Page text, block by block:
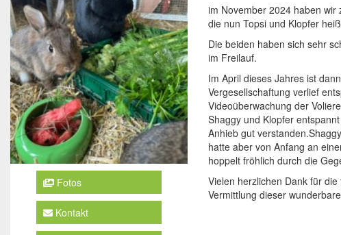
Fotos
Kontakt
im November 2024 haben wir
die nun Topsi und Klopfer
Die beiden haben sich sehr
im Freilauf.
Im April dieses Jahres ist
Vergesellschaftung verlief
Videoüberwachung der
Shaggy und Klopfer
Anhieb gut
hatte aber von Anfang an
hoppelt fröhlich durch die
Vielen herzlichen Dank für
Vermittlung dieser